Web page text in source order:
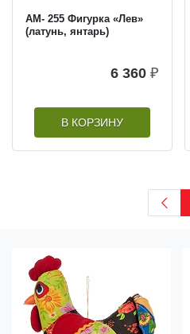
AM- 255 Фигурка «Лев»
(латунь, янтарь)
6 360 ₽
В КОРЗИНУ